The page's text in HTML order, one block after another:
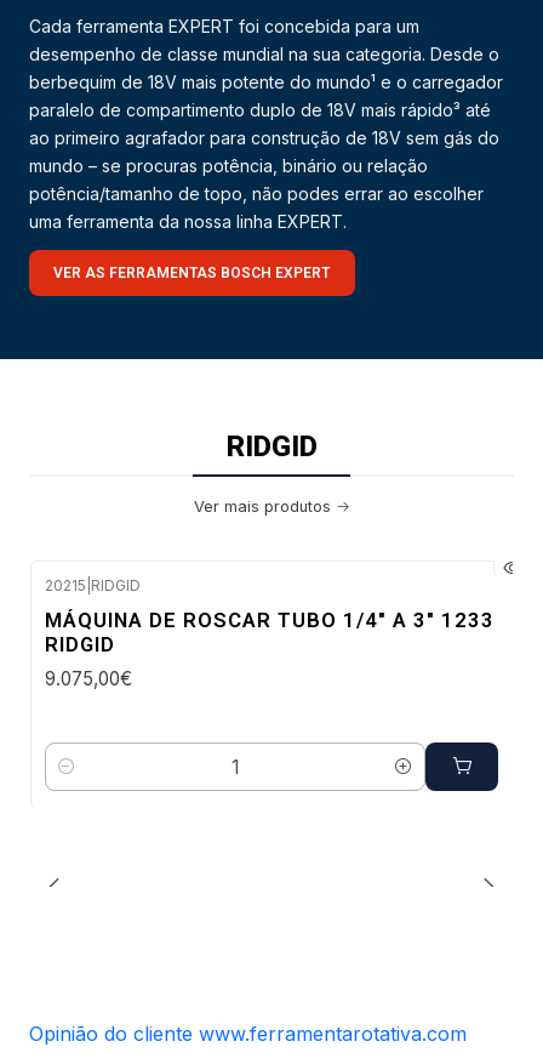
Cada ferramenta EXPERT foi concebida para um
desempenho de classe mundial na sua categoria. Desde o
berbequim de 18V mais potente do mundo¹ e o carregador
paralelo de compartimento duplo de 18V mais rápido³ até
ao primeiro agrafador para construção de 18V sem gás do
mundo – se procuras potência, binário ou relação
potência/tamanho de topo, não podes errar ao escolher
uma ferramenta da nossa linha EXPERT.
VER AS FERRAMENTAS BOSCH EXPERT
RIDGID
Ver mais produtos
20215 RIDGID
MÁQUINA DE ROSCAR TUBO 1/4" A 3" 1233
RIDGID
9.075,00€
Quantidade
Opinião do cliente www.ferramentarotativa.com